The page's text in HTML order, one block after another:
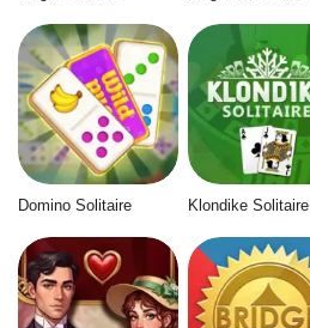
Domino Solitaire Klondike Solitaire